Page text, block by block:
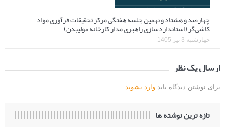
چهارصد و هشتاد و نهمین جلسه هفتگی مرکز تحقیقات فرآوری مواد
کاشی‌گر (استانداردسازی راهبری مدار کارخانه مولیبدن)
چهارشنبه 3 تیر 1405
ارسال یک نظر
برای نوشتن دیدگاه باید وارد بشوید
تازه ترین نوشته ها